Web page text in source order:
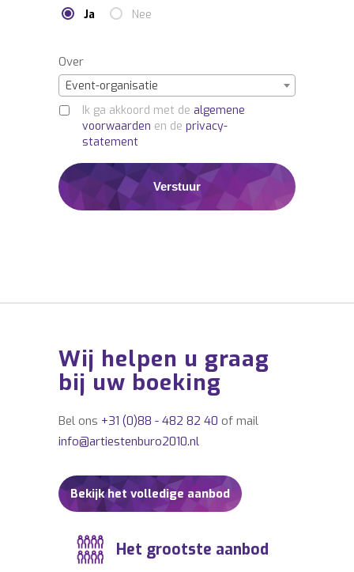
Ja Nee
Over
Event-organisatie
Ik ga akkoord met de algemene
voorwaarden en de privacy-
statement
Wij helpen u graag
bij uw boeking
Bel ons +31 (0)88 - 482 82 40 of mail
info@artiestenburo2010.nl
Bekijk het volledige aanbod
Het grootste aanbod